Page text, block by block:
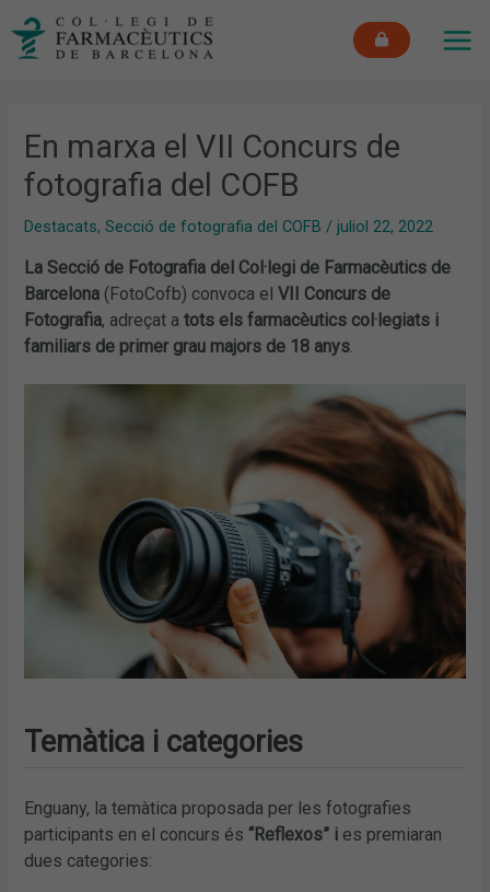
En marxa el VII Concurs de
fotografia del COFB
Destacats,Secció de fotografia del COFB /juliol 22, 2022
La Secció de Fotografia del Col·legi de Farmacèutics de
Barcelona (FotoCofb) convoca elVII Concurs de
Fotografia, adreçat atots els farmacèutics col·legiats i
familiars de primer grau majors de 18 anys.
Temàtica i categories
Enguany, la temàtica proposada per les fotografies
participants en el concurs és “Reflexos” i es premiaran
dues categories: